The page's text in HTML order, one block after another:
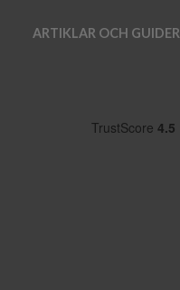
ARTIKLAR OCH GUIDER